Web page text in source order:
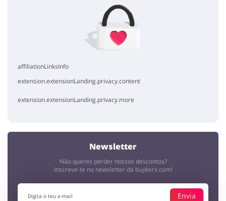
Sem elementos
affiliationLinksInfo
extension.extensionLanding.privacy.content
extension.extensionLanding.privacy.more
Newsletter
Não queres perder nossos descontos?
Inscreve-te no newsletter da buykers.com!
Envia